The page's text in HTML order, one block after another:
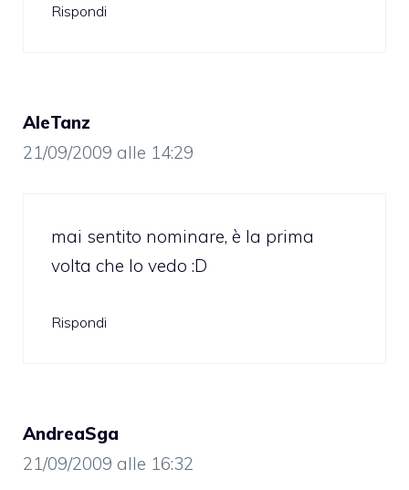
Rispondi
AleTanz
21/09/2009 alle 14:29
mai sentito nominare, è la prima
volta che lo vedo :D
Rispondi
AndreaSga
21/09/2009 alle 16:32